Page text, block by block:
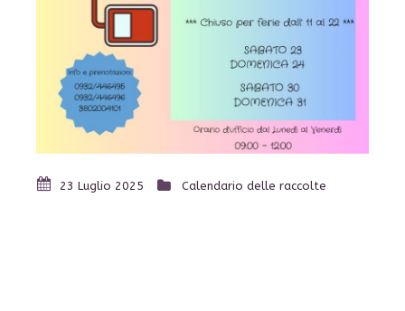
23 Luglio 2025 Calendario delle raccolte